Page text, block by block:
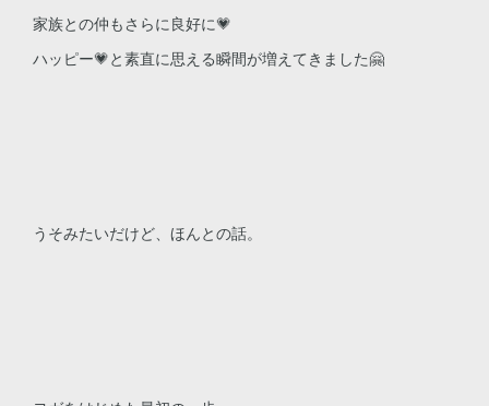
家族との仲もさらに良好に💗
ハッピー💗と素直に思える瞬間が増えてきました🤗
うそみたいだけど、ほんとの話。